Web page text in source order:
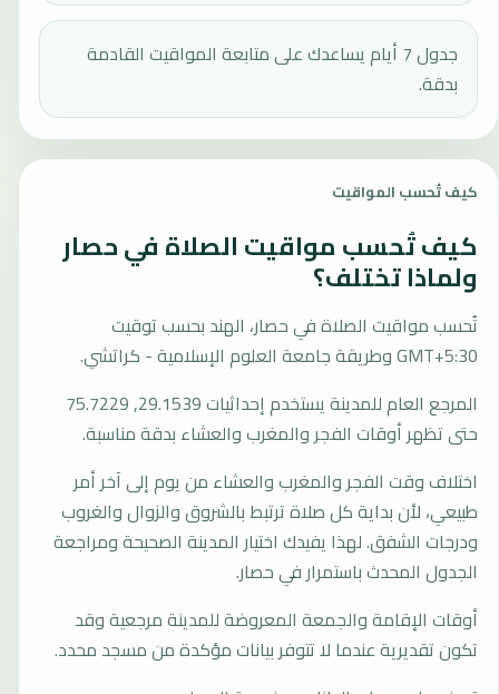
جدول 7 أيام يساعدك على متابعة المواقيت القادمة
بدقة.
كيف تُحسب المواقيت
كيف تُحسب مواقيت الصلاة في حصار
ولماذا تختلف؟
تُحسب مواقيت الصلاة في حصار، الهند بحسب توقيت
GMT+5:30 وطريقة جامعة العلوم الإسلامية - كراتشي.
المرجع العام للمدينة يستخدم إحداثيات 29.1539, 75.7229
حتى تظهر أوقات الفجر والمغرب والعشاء بدقة مناسبة.
اختلاف وقت الفجر والمغرب والعشاء من يوم إلى آخر أمر
طبيعي، لأن بداية كل صلاة ترتبط بالشروق والزوال والغروب
ودرجات الشفق. لهذا يفيدك اختيار المدينة الصحيحة ومراجعة
الجدول المحدث باستمرار في حصار.
أوقات الإقامة والجمعة المعروضة للمدينة مرجعية وقد
تكون تقديرية عندما لا تتوفر بيانات مؤكدة من مسجد محدد.